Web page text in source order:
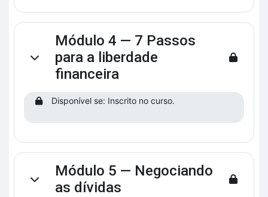
Contrair
Módulo 4 — 7 Passos
para a liberdade
financeira
Disponível se: Inscrito no curso.
Contrair
Módulo 5 — Negociando
as dívidas